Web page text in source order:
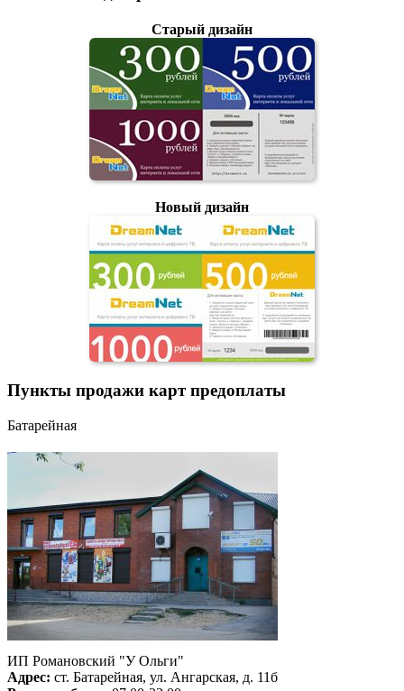
Старый дизайн
Новый дизайн
Пункты продажи карт предоплаты
Батарейная
ИП Романовский "У Ольги"
Адрес: ст. Батарейная, ул. Ангарская, д. 11б